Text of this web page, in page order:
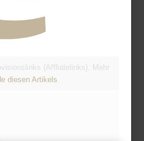
(Affliatelinks). Mehr
diesen Artikels